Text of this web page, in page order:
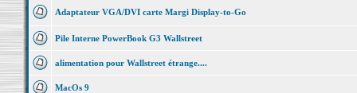
Adaptateur VGA/DVI carte Margi Display-to-Go
Pile Interne PowerBook G3 Wallstreet
alimentation pour Wallstreet étrange....
MacOs 9